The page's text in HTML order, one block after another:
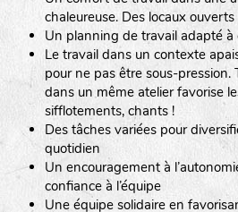
chaleureuse. Des locaux ouverts
Un planning de travail adapté à
Le travail dans un contexte
pour ne pas être sous-pression.
dans un même atelier favorise
sifflotements, chants !
Des tâches variées pour
quotidien
Un encouragement à
confiance à l’équipe
Une équipe solidaire en